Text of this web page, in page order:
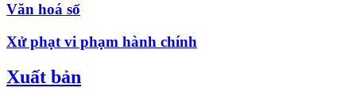
Văn hoá số
Xử phạt vi phạm hành chính
Xuất bản